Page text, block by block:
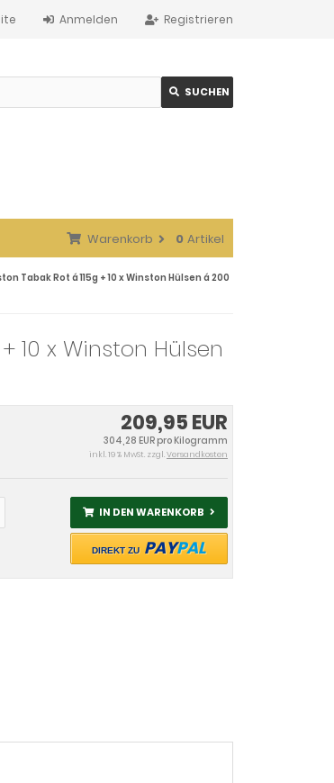
Registrieren
Anmelden
SUCHEN
Warenkorb 0 Artikel
Tabak Rot á 115g + 10 x Winston Hülsen á 200
+ 10 x Winston Hülsen
209,95 EUR
304,28 EUR pro Kilogramm
inkl. 19 % MwSt. zzgl.Versandkosten
IN DEN WARENKORB
DIREKT ZU PAYPAL